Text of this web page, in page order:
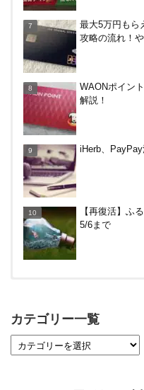
～
たる抽選キャ
の条件達成で
最大5万円もら
攻略の流れ！
WAONポイン
解説！
iHerb、
【再復活】ふ
5/6まで
【7/21まで】
カテゴリー一覧